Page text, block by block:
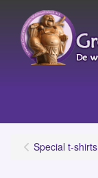
Special t-shirts